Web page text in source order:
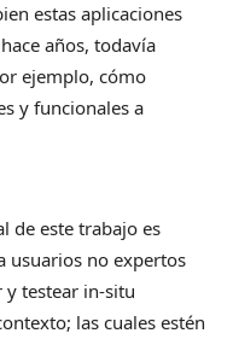
estas aplicaciones
años, todavía
ejemplo, cómo
y funcionales a
de este trabajo es
usuarios no expertos
testear in-situ
las cuales estén